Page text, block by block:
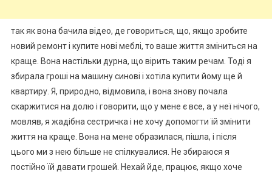
так як вона бачила відео, де говориться, що, якщо зробите
новий ремонт і купите нові меблі, то ваше життя зміниться на
краще. Вона настільки дурна, що вірить таким речам. Тоді я
збирала гроші на машину синові і хотіла купити йому ще й
квартиру. Я, природно, відмовила, і вона знову почала
скаржитися на долю і говорити, що у мене є все, а у неї нічого,
мовляв, я жадібна сестричка і не хочу допомогти їй змінити
життя на краще. Вона на мене образилася, пішла, і після
цього ми з нею більше не спілкувалися. Не збираюся я
постійно їй давати грошей. Нехай йде, працює, якщо хоче